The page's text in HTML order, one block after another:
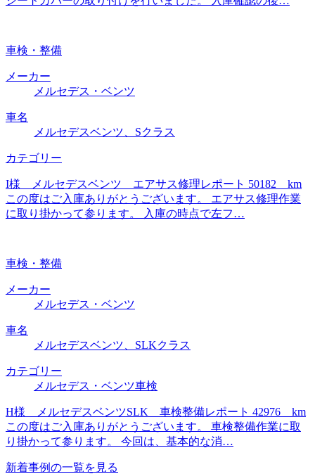
車検・整備
メーカー
メルセデス・ベンツ
車名
メルセデスベンツ、Sクラス
カテゴリー
I様 メルセデスベンツ エアサス修理レポート 50182 km
この度はご入庫ありがとうございます。 エアサス修理作業
に取り掛かって参ります。 入庫の時点で左フ…
車検・整備
メーカー
メルセデス・ベンツ
車名
メルセデスベンツ、SLKクラス
カテゴリー
メルセデス・ベンツ車検
H様 メルセデスベンツSLK 車検整備レポート 42976 km
この度はご入庫ありがとうございます。 車検整備作業に取
り掛かって参ります。 今回は、基本的な消…
新着事例の一覧を見る